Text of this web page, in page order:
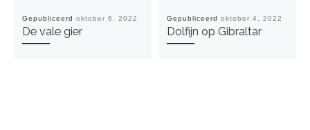
Gepubliceerd oktober 6, 2022
De vale gier
Gepubliceerd oktober 4, 2022
Dolfijn op Gibraltar